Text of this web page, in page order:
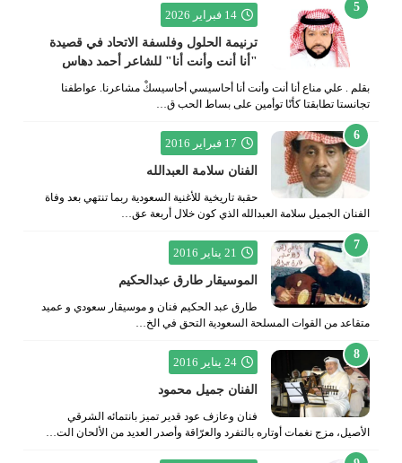
14 فبراير 2026
ترنيمة الحلول وفلسفة الاتحاد في قصيدة
"أنا أنت وأنت أنا" للشاعر أحمد دهاس
بقلم . علي مناع أنا أنت وأنت أنا أحاسيسي أحاسيسكْ مشاعرنا. عواطفنا
تجانستا تطابقتا كأنّا توأمين على بساط الحب ق…
17 فبراير 2016
الفنان سلامة العبدالله
حقبة تاريخية للأغنية السعودية ربما تنتهي بعد وفاة
الفنان الجميل سلامة العبدالله الذي كون خلال أربعة عق…
21 يناير 2016
الموسيقار طارق عبدالحكيم
طارق عبد الحكيم فنان و موسيقار سعودي و عميد
متقاعد من القوات المسلحة السعودية التحق في الخ…
24 يناير 2016
الفنان جميل محمود
فنان وعازف عود قدير تميز بانتمائه الشرقي
الأصيل، مزج نغمات أوتاره بالتفرد والعرّاقة وأصدر العديد من الألحان الت…